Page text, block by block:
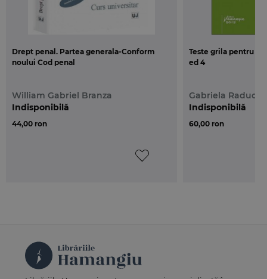
Drept penal. Partea generala-Conform
noului Cod penal
William Gabriel Branza
44,00 ron
Indisponibilă
Teste grila pentru
ed 4
Gabriela Raducan
60,00 ron
Indisponibilă